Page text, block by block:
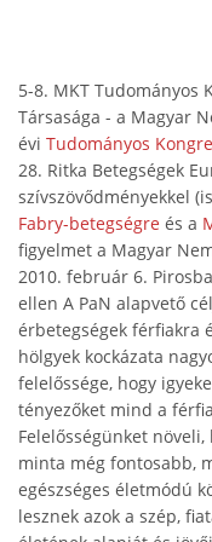
5-8. MKT Tudományos
Társasága - a Magyar
évi Tudományos
28. Ritka Betegségek
szívszövődményekkel
Fabry-betegségre és a
figyelmet a Magyar
2010. február 6.
ellen A PaN alapvető
érbetegségek férfiakra
hölgyek kockázata
felelőssége, hogy
tényezőket mind a
Felelősségünket
minta még fontosabb,
egészséges életmódú
lesznek azok a szép,